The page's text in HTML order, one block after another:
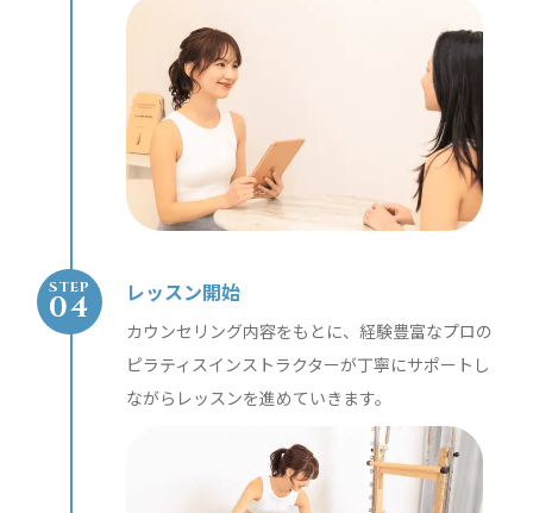
STEP レッスン開始
カウンセリング内容をもとに、経験豊富なプロの
ピラティスインストラクターが丁寧にサポートし
ながらレッスンを進めていきます。